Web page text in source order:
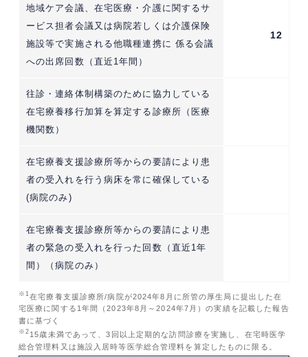
地域ケア会議、在宅医療・介護に関するサ
ービス担者会議又は病院若しくは介護保険
施設等で実施される他職種連携に 係る会議
への出席回数（直近1年間）
12
往診・連絡体制構築のために協力している
在宅療養移行加算を算定する診療所（医療
機関数）
在宅療養支援診療所等からの要請により患
者の受入れを行う病床を常に確保している
(病院のみ)
在宅療養支援診療所等からの要請により患
者の緊急の受入れを行った回数（直近1年
間）（病院のみ）
※1 在宅療養支援診療所/病院が2024年8月に所管の厚生局に提出した在
宅医療に関する1年間（2023年8月～2024年7月）の実績を記載した報告
書に基づく
※2 15歳未満であって、3回以上定期的な訪問診療を実施し、在宅時医学
総合管理料又は施設入居時等医学総合管理料を算定したものに限る。